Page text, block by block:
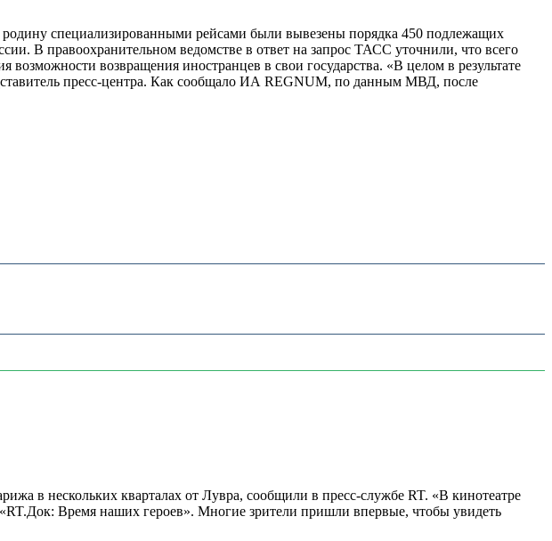
специализированными рейсами были вывезены порядка 450 подлежащих
В правоохранительном ведомстве в ответ на запрос ТАСС уточнили, что всего
возвращения иностранцев в свои государства. «В целом в результате
пресс-центра. Как сообщало ИА REGNUM, по данным МВД, после
в нескольких кварталах от Лувра, сообщили в пресс-службе RT. «В кинотеатре
«RT.Док: Время наших героев». Многие зрители пришли впервые, чтобы увидеть